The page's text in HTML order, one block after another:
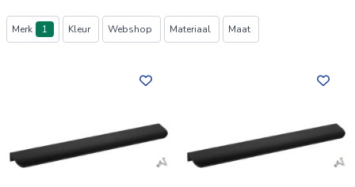
Producten
Merk 1 Kleur Webshop Materiaal Maat